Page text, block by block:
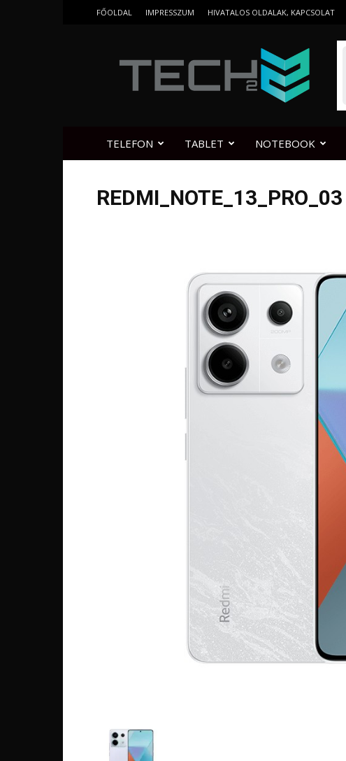
FŐOLDAL IMPRESSZUM HIVATALOS OLDALAK, KAPCSOLAT
TELEFON TABLET NOTEBOOK
REDMI_NOTE_13_PRO_03